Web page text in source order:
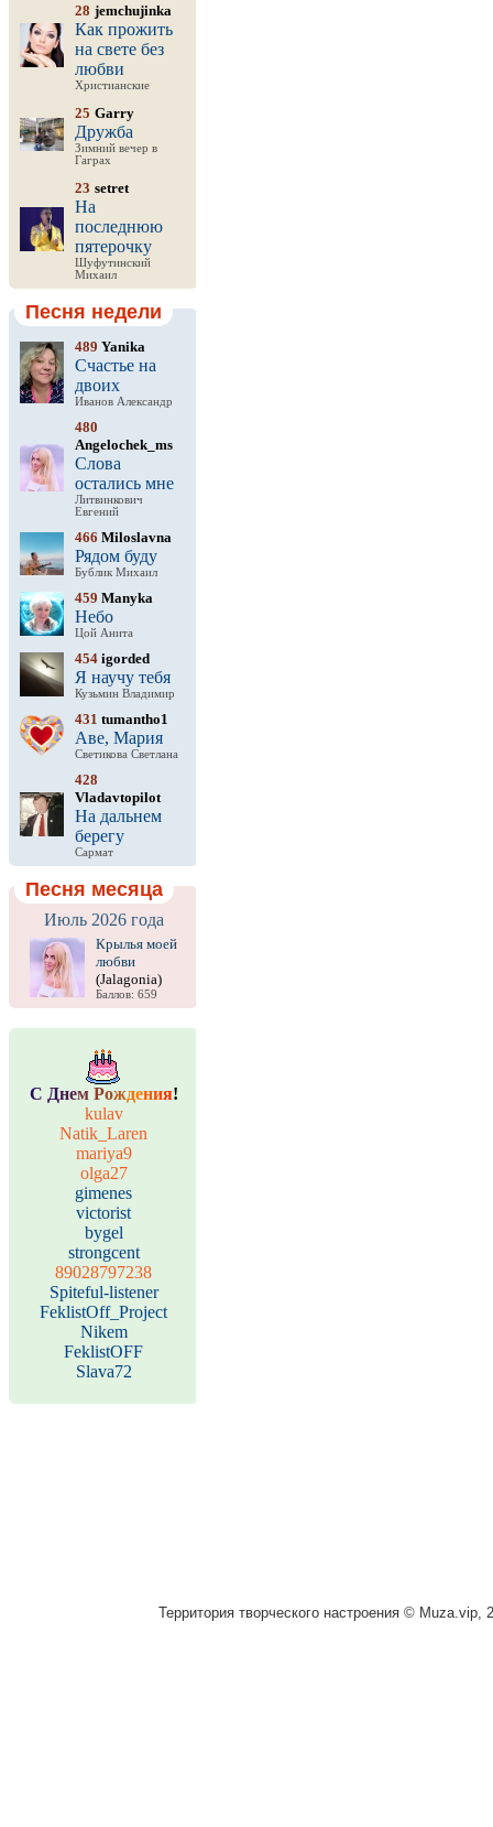
28 jemchujinka
Как прожить
на свете без
любви
Христианские
25 Garry
Дружба
Зимний вечер в
Гаграх
23 setret
На
последнюю
пятерочку
Шуфутинский
Михаил
Песня недели
489 Yanika
Счастье на
двоих
Иванов Александр
480
Angelochek_ms
Слова
остались мне
Литвинкович
Евгений
466 Miloslavna
Рядом буду
Бублик Михаил
459 Manyka
Небо
Цой Анита
454 igorded
Я научу тебя
Кузьмин Владимир
431 tumantho1
Аве, Мария
Светикова Светлана
428
Vladavtopilot
На дальнем
берегу
Сармат
Песня месяца
Июль 2026 года
Крылья моей
любви
(Jalagonia)
Баллов: 659
С Днем Рождения!
kulav
Natik_Laren
mariya9
olga27
gimenes
victorist
bygel
strongcent
89028797238
Spiteful-listener
FeklistOff_Project
Nikem
FeklistOFF
Slava72
Территория творческого настроения © Muza.vip,